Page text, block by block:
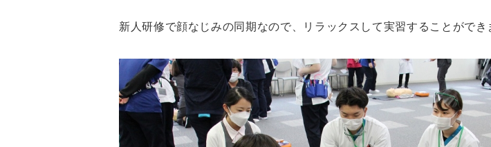
新人研修で顔なじみの同期なので、リラックスして実習することができ